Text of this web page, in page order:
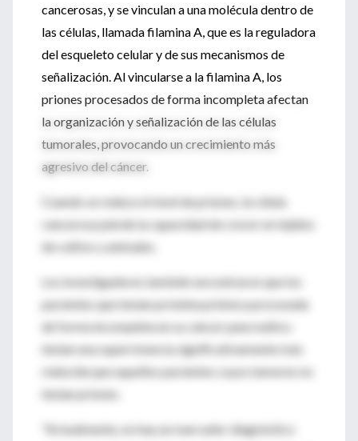
cancerosas, y se vinculan a una molécula dentro de
las células, llamada filamina A, que es la reguladora
del esqueleto celular y de sus mecanismos de
señalización. Al vincularse a la filamina A, los
priones procesados de forma incompleta afectan
la organización y señalización de las células
tumorales, provocando un crecimiento más
agresivo del cáncer.
Cuando se reduce el nivel de priones, la célula
cancerosa pierde la capacidad de crecer en tejidos
de cultivo y animales.
Los investigadores también encontraron que los
pacientes que tenían proteína priónica procesada
de forma incompleta en su cáncer pancreático
tenían una supervivencia significativamente más
reducida que aquellos pacientes cuyos tumores no
tenían priones.
"Actualmente, no hay un marcador diagnóstico